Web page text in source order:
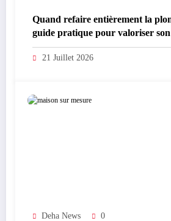
Quand refaire entièrement la
guide pratique pour valoriser
Oudon et alentours
21 Juillet 2026
Deha News 0